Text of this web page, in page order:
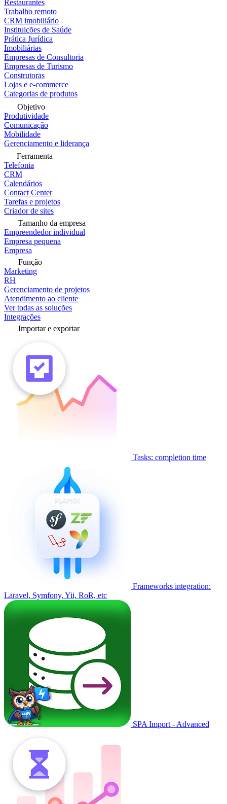
Restaurantes
Trabalho remoto
CRM imobiliário
Instituições de Saúde
Prática Jurídica
Imobiliárias
Empresas de Consultoria
Empresas de Turismo
Construtoras
Lojas e e-commerce
Categorias de produtos
Objetivo
Produtividade
Comunicação
Mobilidade
Gerenciamento e liderança
Ferramenta
Telefonia
CRM
Calendários
Contact Center
Tarefas e projetos
Criador de sites
Tamanho da empresa
Empreendedor individual
Empresa pequena
Empresa
Função
Marketing
RH
Gerenciamento de projetos
Atendimento ao cliente
Ver todas as soluções
Integrações
Importar e exportar
Tasks: completion time
Frameworks integration:
Laravel, Symfony, Yii, RoR, etc
SPA Import - Advanced